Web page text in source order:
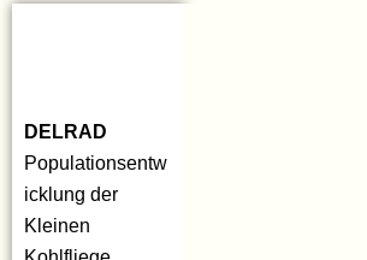
DELRAD
Populationsentw
icklung der
Kleinen